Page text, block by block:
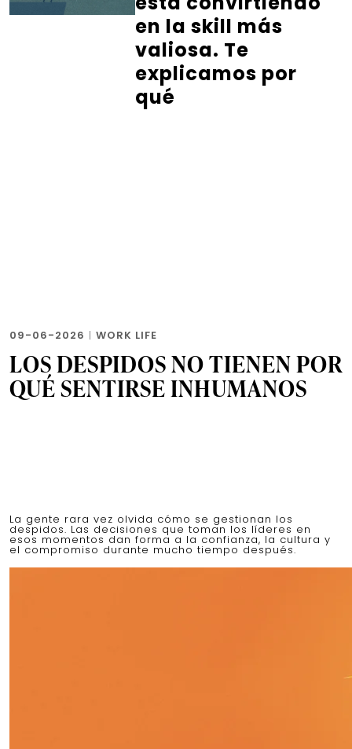
en la skill más
valiosa. Te
explicamos por
qué
09-06-2026 | WORK LIFE
LOS DESPIDOS NO TIENEN POR
QUÉ SENTIRSE INHUMANOS
La gente rara vez olvida cómo se gestionan los
despidos. Las decisiones que toman los líderes en
esos momentos dan forma a la confianza, la cultura y
el compromiso durante mucho tiempo después.